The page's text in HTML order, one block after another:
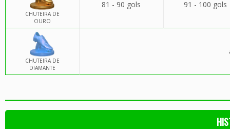
CHUTEIRA DE
OURO
81 - 90 gols 91 - 100 gols
CHUTEIRA DE
DIAMANTE